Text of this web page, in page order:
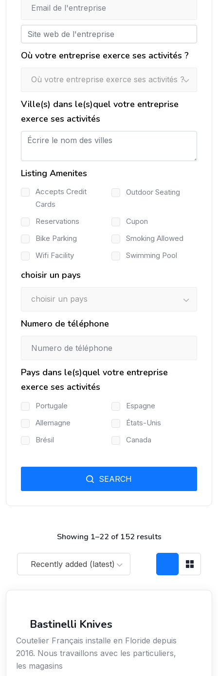
Showing 1–22 of 152 results
Recently added (latest)
Bastinelli Knives
Coutelier Français installe en Floride depuis
2016. Nous travaillons avec les particuliers,
les magasins
Où votre entreprise exerce ses activités ?
Où votre entreprise exerce ses activités ?
Ville(s) dans le(s)quel votre entreprise
exerce ses activités
Listing Amenites
Accepts Credit
Cards
Outdoor Seating
Reservations
Cupon
Bike Parking
Smoking Allowed
Wifi Facility
Swimming Pool
choisir un pays
choisir un pays
Numero de téléphone
Pays dans le(s)quel votre entreprise
exerce ses activités
Portugale
Espagne
Allemagne
États-Unis
Brésil
Canada
SEARCH